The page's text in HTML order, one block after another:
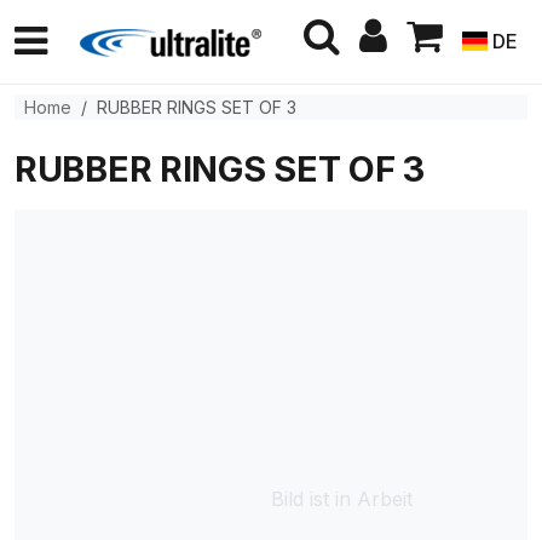
DE
Home RUBBER RINGS SET OF 3
RUBBER RINGS SET OF 3
Bild ist in Arbeit